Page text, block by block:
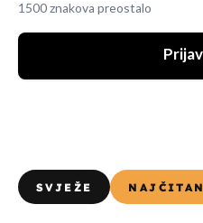
1500 znakova preostalo
SVJEŽE